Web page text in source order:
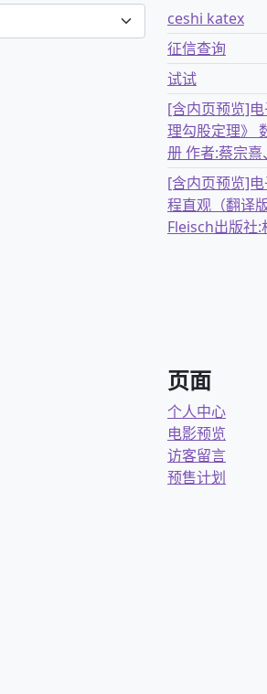
ceshi katex
征信查询
试试
[含内页预览]
理勾股定理》
册 作者:蔡宗
[含内页预览]
程直观（翻译
Fleisch出版社
页面
个人中心
电影预览
访客留言
预售计划